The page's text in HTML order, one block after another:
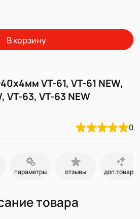
В корзину
VT-61, VT-61 NEW,
VT-63, VT-63 NEW
0
параметры отзывы доп.товары
товара